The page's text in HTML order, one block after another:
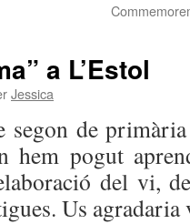
a L’Estol
Jessica
segon de
hem pogut
del vi,
Us agradaria